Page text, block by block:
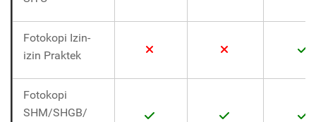
Fotokopi Izin-
izin Praktek
Fotokopi
SHM/SHGB/